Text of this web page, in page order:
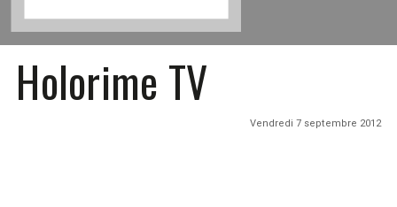
Holorime TV
Vendredi 7 septembre 2012